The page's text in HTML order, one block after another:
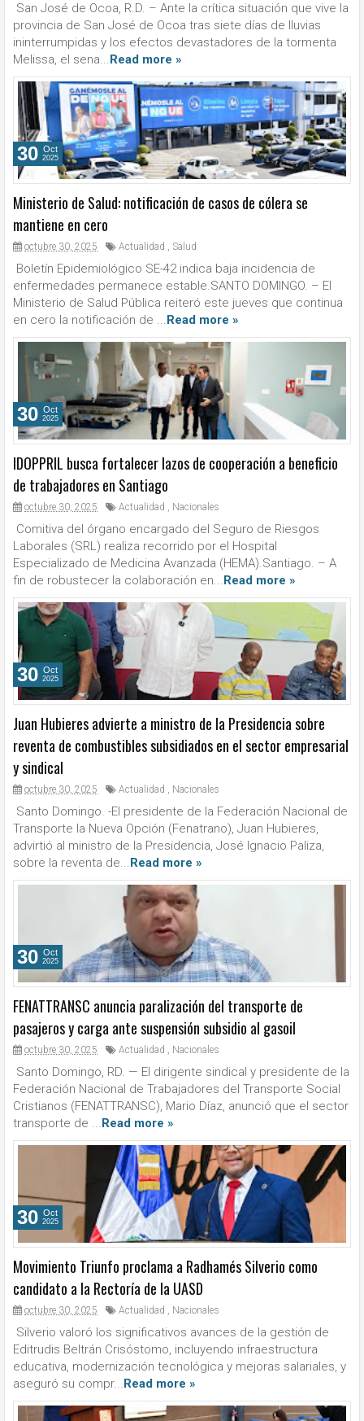
San José de Ocoa, R.D. – Ante la crítica situación que vive la
provincia de San José de Ocoa tras siete días de lluvias
ininterrumpidas y los efectos devastadores de la tormenta
Melissa, el sena...Read more »
Ministerio de Salud: notificación de casos de cólera se
mantiene en cero
octubre 30, 2025 Actualidad , Salud
Boletín Epidemiológico SE-42 indica baja incidencia de
enfermedades permanece estable.SANTO DOMINGO. – El
Ministerio de Salud Pública reiteró este jueves que continua
en cero la notificación de ...Read more »
30 Oct
2025
IDOPPRIL busca fortalecer lazos de cooperación a beneficio
de trabajadores en Santiago
octubre 30, 2025 Actualidad , Nacionales
Comitiva del órgano encargado del Seguro de Riesgos
Laborales (SRL) realiza recorrido por el Hospital
Especializado de Medicina Avanzada (HEMA).Santiago. – A
fin de robustecer la colaboración en...Read more »
30 Oct
2025
Juan Hubieres advierte a ministro de la Presidencia sobre
reventa de combustibles subsidiados en el sector empresarial
y sindical
octubre 30, 2025 Actualidad , Nacionales
Santo Domingo. -El presidente de la Federación Nacional de
Transporte la Nueva Opción (Fenatrano), Juan Hubieres,
advirtió al ministro de la Presidencia, José Ignacio Paliza,
sobre la reventa de...Read more »
30 Oct
2025
FENATTRANSC anuncia paralización del transporte de
pasajeros y carga ante suspensión subsidio al gasoil
octubre 30, 2025 Actualidad , Nacionales
Santo Domingo, RD. — El dirigente sindical y presidente de la
Federación Nacional de Trabajadores del Transporte Social
Cristianos (FENATTRANSC), Mario Díaz, anunció que el sector
transporte de ...Read more »
30 Oct
2025
Movimiento Triunfo proclama a Radhamés Silverio como
candidato a la Rectoría de la UASD
octubre 30, 2025 Actualidad , Nacionales
Silverio valoró los significativos avances de la gestión de
Editrudis Beltrán Crisóstomo, incluyendo infraestructura
educativa, modernización tecnológica y mejoras salariales, y
aseguró su compr...Read more »
30 Oct
2025